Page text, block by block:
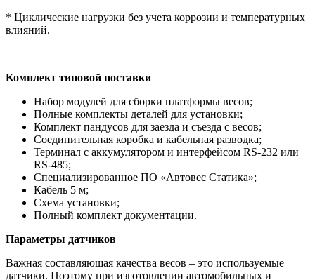
* Циклические нагрузки без учета коррозии и температурных
влияний.
Комплект типовой поставки
Набор модулей для сборки платформы весов;
Полные комплекты деталей для установки;
Комплект пандусов для заезда и съезда с весов;
Соединительная коробка и кабельная разводка;
Терминал с аккумулятором и интерфейсом RS-232 или
RS-485;
Специализированное ПО «Автовес Статика»;
Кабель 5 м;
Схема установки;
Полный комплект документации.
Параметры датчиков
Важная составляющая качества весов – это используемые
датчики. Поэтому при изготовлении автомобильных и